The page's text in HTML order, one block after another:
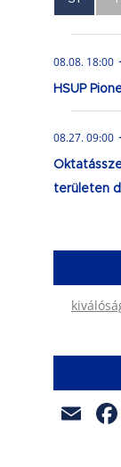
08.08. 18:00
HSUP
08.27. 09:00
területen